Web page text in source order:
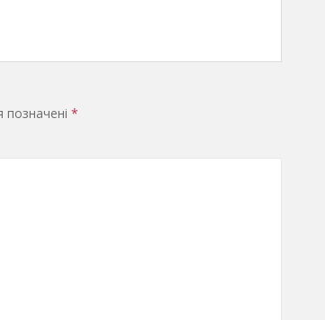
позначені *